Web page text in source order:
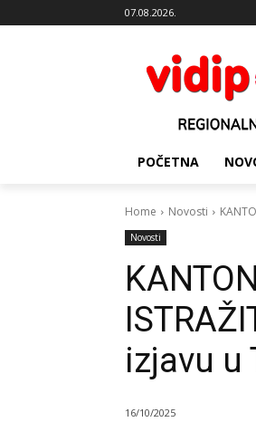
07.08.2026.
POČETNA
Home Novosti
Novosti
izjavu u
16/10/2025